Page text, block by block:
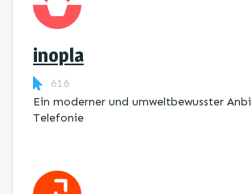
inopla
616
Ein moderner und umweltbewusster
Telefonie